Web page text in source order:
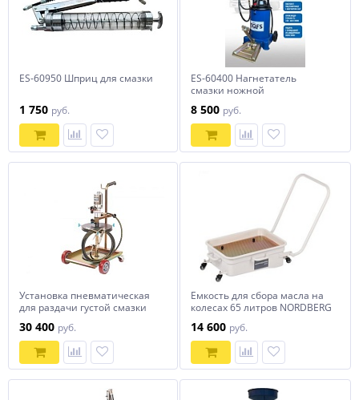
ES-60950 Шприц для смазки
1 750 руб.
ES-60400 Нагнетатель
смазки ножной
8 500 руб.
Установка пневматическая
для раздачи густой смазки
NORDBERG NO5030
30 400 руб.
Емкость для сбора масла на
колесах 65 литров NORDBERG
14 600 руб.